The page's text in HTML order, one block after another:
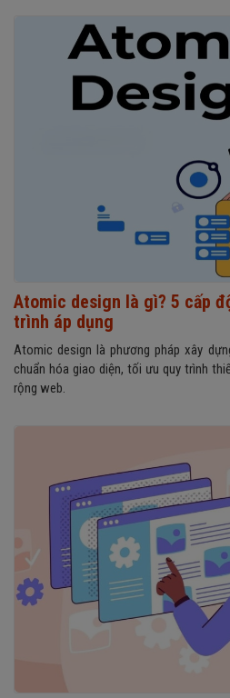
Atomic design là gì? 5 cấp
trình áp dụng
Atomic design là phương pháp xây
chuẩn hóa giao diện, tối ưu quy trình
rộng web.